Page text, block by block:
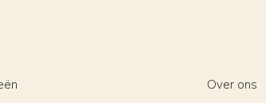
Over ons